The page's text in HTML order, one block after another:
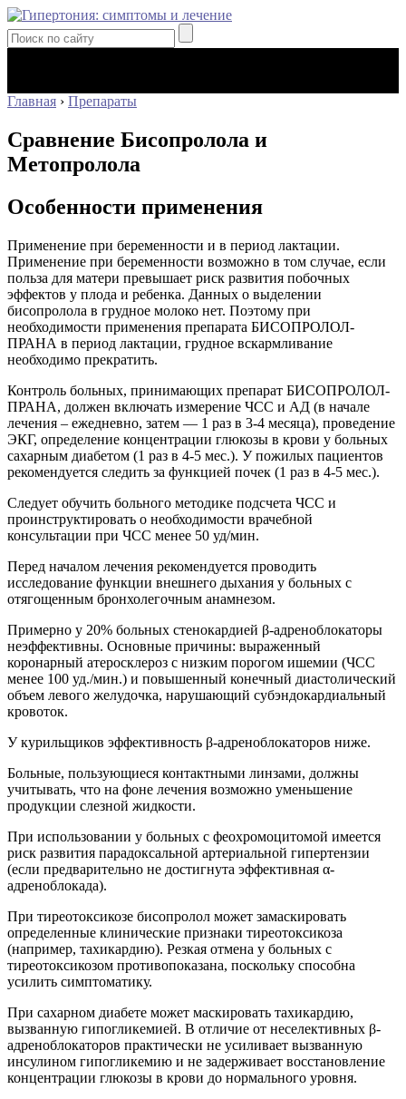
Главная › Препараты
Сравнение Бисопролола и
Метопролола
Особенности применения
Применение при беременности и в период лактации.
Применение при беременности возможно в том случае, если
польза для матери превышает риск развития побочных
эффектов у плода и ребенка. Данных о выделении
бисопролола в грудное молоко нет. Поэтому при
необходимости применения препарата БИСОПРОЛОЛ-
ПРАНА в период лактации, грудное вскармливание
необходимо прекратить.
Контроль больных, принимающих препарат БИСОПРОЛОЛ-
ПРАНА, должен включать измерение ЧСС и АД (в начале
лечения – ежедневно, затем — 1 раз в 3-4 месяца), проведение
ЭКГ, определение концентрации глюкозы в крови у больных
сахарным диабетом (1 раз в 4-5 мес.). У пожилых пациентов
рекомендуется следить за функцией почек (1 раз в 4-5 мес.).
Следует обучить больного методике подсчета ЧСС и
проинструктировать о необходимости врачебной
консультации при ЧСС менее 50 уд/мин.
Перед началом лечения рекомендуется проводить
исследование функции внешнего дыхания у больных с
отягощенным бронхолегочным анамнезом.
Примерно у 20% больных стенокардией β-адреноблокаторы
неэффективны. Основные причины: выраженный
коронарный атеросклероз с низким порогом ишемии (ЧСС
менее 100 уд./мин.) и повышенный конечный диастолический
объем левого желудочка, нарушающий субэндокардиальный
кровоток.
У курильщиков эффективность β-адреноблокаторов ниже.
Больные, пользующиеся контактными линзами, должны
учитывать, что на фоне лечения возможно уменьшение
продукции слезной жидкости.
При использовании у больных с феохромоцитомой имеется
риск развития парадоксальной артериальной гипертензии
(если предварительно не достигнута эффективная α-
адреноблокада).
При тиреотоксикозе бисопролол может замаскировать
определенные клинические признаки тиреотоксикоза
(например, тахикардию). Резкая отмена у больных с
тиреотоксикозом противопоказана, поскольку способна
усилить симптоматику.
При сахарном диабете может маскировать тахикардию,
вызванную гипогликемией. В отличие от неселективных β-
адреноблокаторов практически не усиливает вызванную
инсулином гипогликемию и не задерживает восстановление
концентрации глюкозы в крови до нормального уровня.